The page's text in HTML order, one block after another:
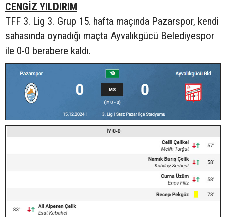
CENGİZ YILDIRIM
TFF 3. Lig 3. Grup 15. hafta maçında Pazarspor, kendi
sahasında oynadığı maçta Ayvalıkgücü Belediyespor
ile 0-0 berabere kaldı.